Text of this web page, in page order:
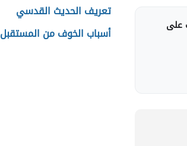
على
تعريف الحديث القدسي
أسباب الخوف من المستقبل